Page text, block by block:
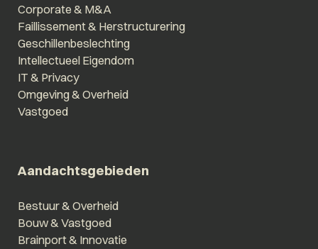
Corporate & M&A
Faillissement & Herstructurering
Geschillenbeslechting
Intellectueel Eigendom
IT & Privacy
Omgeving & Overheid
Vastgoed
Aandachtsgebieden
Bestuur & Overheid
Bouw & Vastgoed
Brainport & Innovatie